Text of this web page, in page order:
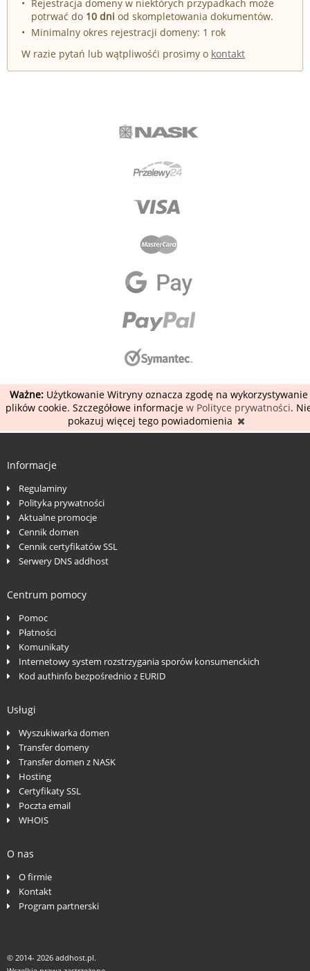
Rejestracja domeny w niektórych przypadkach może
potrwać do 10 dni od skompletowania dokumentów.
Minimalny okres rejestracji domeny: 1 rok
W razie pytań lub wątpliwośći prosimy o kontakt
Ważne:Użytkowanie Witryny oznacza zgodę na wykorzystywanie
plików cookie. Szczegółowe informacje w Polityce prywatności.
pokazuj więcej tego powiadomienia
Informacje
Regulaminy
Polityka prywatności
Aktualne promocje
Cennik domen
Cennik certyfikatów SSL
Serwery DNS addhost
Centrum pomocy
Pomoc
Płatności
Komunikaty
Internetowy system rozstrzygania sporów konsumenckich
Kod authinfo bezpośrednio z EURID
Usługi
Wyszukiwarka domen
Transfer domeny
Transfer domen z NASK
Hosting
Certyfikaty SSL
Poczta email
WHOIS
O nas
O firmie
Kontakt
Program partnerski
© 2014- 2026 addhost.pl.